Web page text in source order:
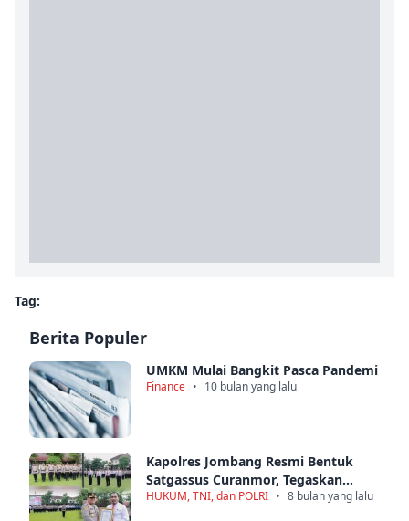
Tag:
Berita Populer
UMKM Mulai Bangkit Pasca Pandemi
Finance • 10 bulan yang lalu
Kapolres Jombang Resmi Bentuk
Satgassus Curanmor, Tegaskan
Komitmen Berantas Kejahatan di
HUKUM, TNI, dan POLRI • 8 bulan yang lalu